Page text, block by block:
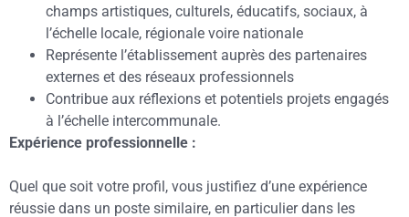
champs artistiques, culturels, éducatifs, sociaux, à
l’échelle locale, régionale voire nationale
Représente l’établissement auprès des partenaires
externes et des réseaux professionnels
Contribue aux réflexions et potentiels projets engagés
à l’échelle intercommunale.
Expérience professionnelle :
Quel que soit votre profil, vous justifiez d’une expérience
réussie dans un poste similaire, en particulier dans les